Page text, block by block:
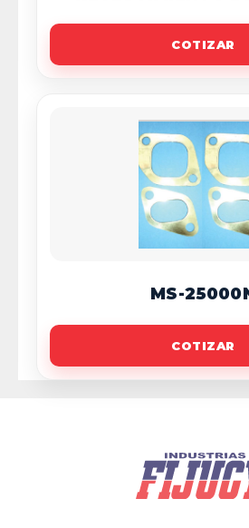
COTIZAR
MS-
COTIZAR